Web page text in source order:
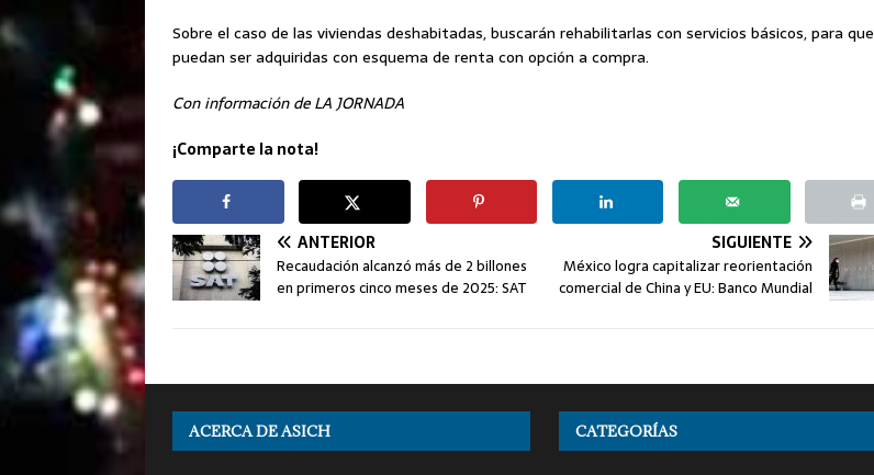
Sobre el caso de las viviendas deshabitadas, buscarán rehabilitarlas con servicios básicos, para que
puedan ser adquiridas con esquema de renta con opción a compra.
Con información de LA JORNADA
¡Comparte la nota!
ANTERIOR
Recaudación alcanzó más de 2 billones
en primeros cinco meses de 2025: SAT
SIGUIENTE
México logra capitalizar reorientación
comercial de China y EU: Banco Mundial
ACERCA DE ASICH CATEGORÍAS